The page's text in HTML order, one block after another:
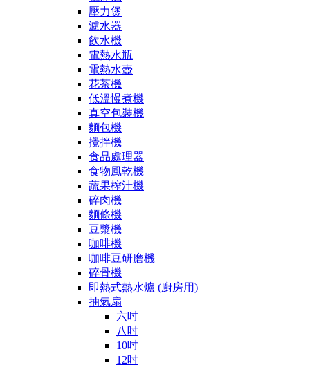
壓力煲
濾水器
飲水機
電熱水瓶
電熱水壺
花茶機
低溫慢煮機
真空包裝機
麵包機
攪拌機
食品處理器
食物風乾機
蔬果榨汁機
碎肉機
麵條機
豆漿機
咖啡機
咖啡豆研磨機
碎骨機
即熱式熱水爐 (廚房用)
抽氣扇
六吋
八吋
10吋
12吋